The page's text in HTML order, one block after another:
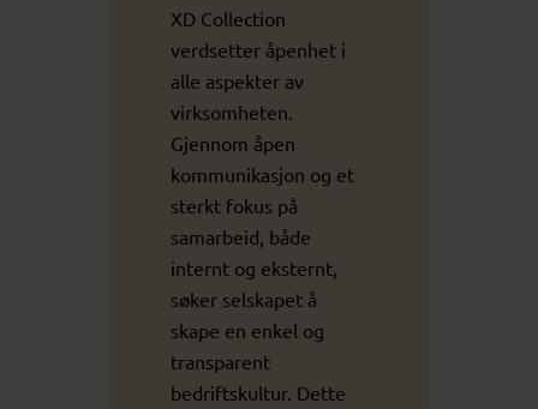
XD Collection
verdsetter åpenhet i
alle aspekter av
virksomheten.
Gjennom åpen
kommunikasjon og et
sterkt fokus på
samarbeid, både
internt og eksternt,
søker selskapet å
skape en enkel og
transparent
bedriftskultur. Dette